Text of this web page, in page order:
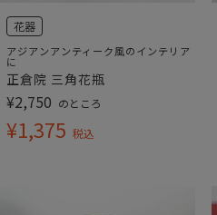
花器
アジアンアンティーク風のインテリア
に
正倉院 三角花瓶
¥2,750 のところ
¥1,375 税込